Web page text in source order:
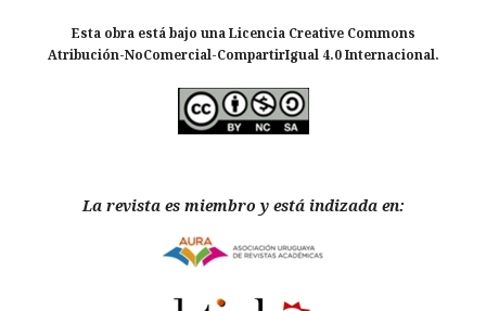
Esta obra está bajo una Licencia Creative Commons
Atribución-NoComercial-CompartirIgual 4.0 Internacional.
La revista es miembro y está indizada en: